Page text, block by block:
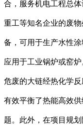
合，服务机电工程总
重工等知名企业的废
备，可用于生产水性
应用于工业锅炉或窑
危废的大链经热化学
有效平衡了热能高效
题。此外，在项目规划